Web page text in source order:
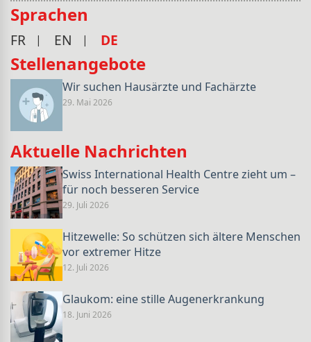
Sprachen
FR EN DE
Stellenangebote
Wir suchen Hausärzte und Fachärzte
29. Mai 2026
Aktuelle Nachrichten
Swiss International Health Centre zieht um –
für noch besseren Service
29. Juli 2026
Hitzewelle: So schützen sich ältere Menschen
vor extremer Hitze
12. Juli 2026
Glaukom: eine stille Augenerkrankung
18. Juni 2026